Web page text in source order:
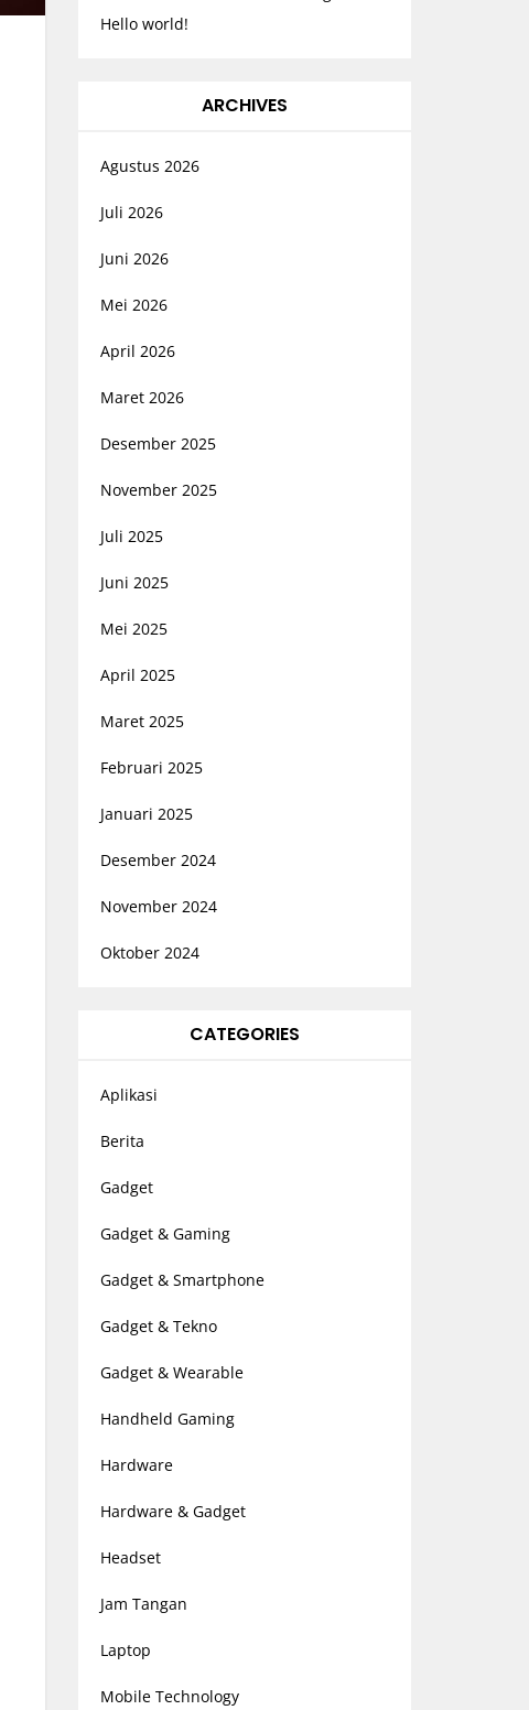
Hello world!
ARCHIVES
Agustus 2026
Juli 2026
Juni 2026
Mei 2026
April 2026
Maret 2026
Desember 2025
November 2025
Juli 2025
Juni 2025
Mei 2025
April 2025
Maret 2025
Februari 2025
Januari 2025
Desember 2024
November 2024
Oktober 2024
CATEGORIES
Aplikasi
Berita
Gadget
Gadget & Gaming
Gadget & Smartphone
Gadget & Tekno
Gadget & Wearable
Handheld Gaming
Hardware
Hardware & Gadget
Headset
Jam Tangan
Laptop
Mobile Technology